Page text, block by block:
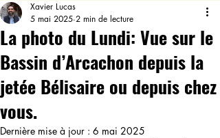
La photo du Lundi: Vue sur le
Bassin d’Arcachon depuis la
jetée Bélisaire ou depuis chez
vous.
Xavier Lucas
5 mai 2025 2 min de lecture
Dernière mise à jour : 6 mai 2025